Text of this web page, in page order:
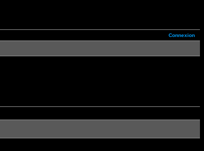
Connexion